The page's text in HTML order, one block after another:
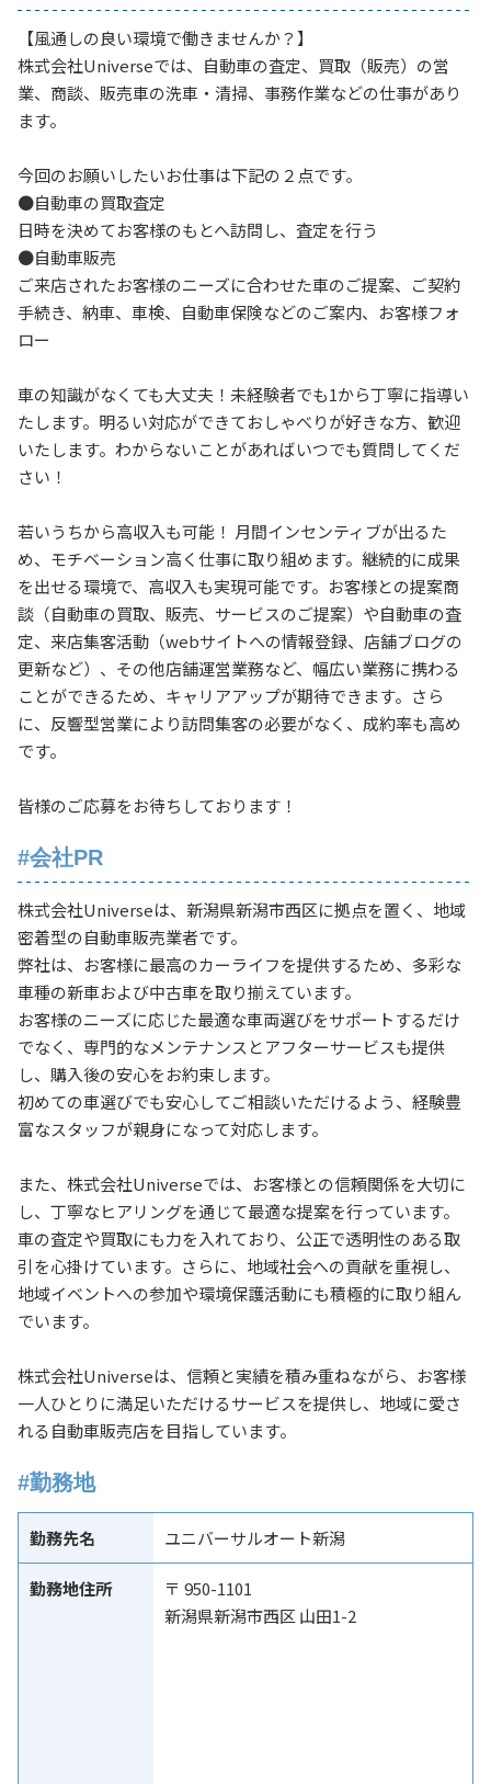
【風通しの良い環境で働きませんか？】
株式会社Universeでは、自動車の査定、買取（販売）の営
業、商談、販売車の洗車・清掃、事務作業などの仕事があり
ます。
今回のお願いしたいお仕事は下記の２点です。
●自動車の買取査定
日時を決めてお客様のもとへ訪問し、査定を行う
●自動車販売
ご来店されたお客様のニーズに合わせた車のご提案、ご契約
手続き、納車、車検、自動車保険などのご案内、お客様フォ
ロー
車の知識がなくても大丈夫！未経験者でも1から丁寧に指導い
たします。明るい対応ができておしゃべりが好きな方、歓迎
いたします。わからないことがあればいつでも質問してくだ
さい！
若いうちから高収入も可能！ 月間インセンティブが出るた
め、モチベーション高く仕事に取り組めます。継続的に成果
を出せる環境で、高収入も実現可能です。お客様との提案商
談（自動車の買取、販売、サービスのご提案）や自動車の査
定、来店集客活動（webサイトへの情報登録、店舗ブログの
更新など）、その他店舗運営業務など、幅広い業務に携わる
ことができるため、キャリアアップが期待できます。さら
に、反響型営業により訪問集客の必要がなく、成約率も高め
です。
皆様のご応募をお待ちしております！
#会社PR
株式会社Universeは、新潟県新潟市西区に拠点を置く、地域
密着型の自動車販売業者です。
弊社は、お客様に最高のカーライフを提供するため、多彩な
車種の新車および中古車を取り揃えています。
お客様のニーズに応じた最適な車両選びをサポートするだけ
でなく、専門的なメンテナンスとアフターサービスも提供
し、購入後の安心をお約束します。
初めての車選びでも安心してご相談いただけるよう、経験豊
富なスタッフが親身になって対応します。
また、株式会社Universeでは、お客様との信頼関係を大切に
し、丁寧なヒアリングを通じて最適な提案を行っています。
車の査定や買取にも力を入れており、公正で透明性のある取
引を心掛けています。さらに、地域社会への貢献を重視し、
地域イベントへの参加や環境保護活動にも積極的に取り組ん
でいます。
株式会社Universeは、信頼と実績を積み重ねながら、お客様
一人ひとりに満足いただけるサービスを提供し、地域に愛さ
れる自動車販売店を目指しています。
#勤務地
勤務先名 ユニバーサルオート新潟
勤務地住所
〒 950-1101
新潟県新潟市西区 山田1-2